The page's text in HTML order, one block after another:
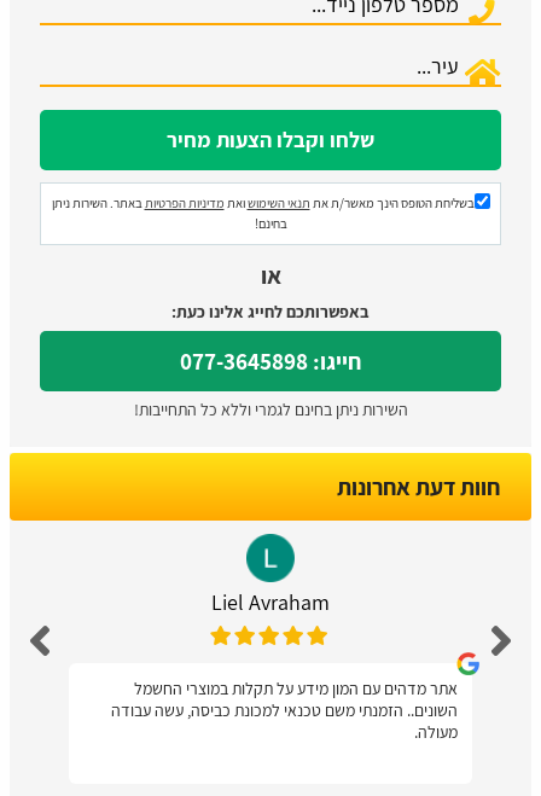
בשליחת הטופס הינך מאשר/ת את תנאי השימושואת מדיניות הפרטיותבאתר. השירות ניתן
בחינם!
או
באפשרותכם לחייג אלינו כעת:
חייגו: 077-3645898
השירות ניתן בחינם לגמרי וללא כל התחייבות!
חוות דעת אחרונות
Liel Avraham
אתר מדהים עם המון מידע על תקלות במוצרי החשמל
השונים.. הזמנתי משם טכנאי למכונת כביסה, עשה עבודה
מעולה.